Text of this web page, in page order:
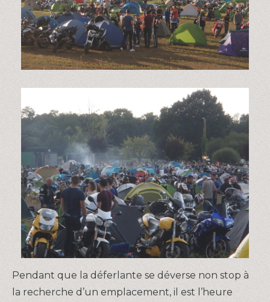
Pendant que la déferlante se déverse non stop à
la recherche d’un emplacement, il est l’heure